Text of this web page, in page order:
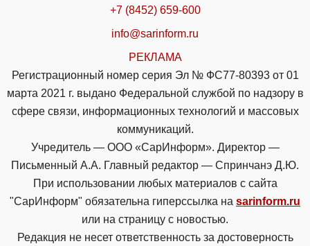
+7 (8452) 659-600
info@sarinform.ru
РЕКЛАМА
Регистрационный номер серия Эл № ФС77-80393 от 01
марта 2021 г. выдано Федеральной службой по надзору в
сфере связи, информационных технологий и массовых
коммуникаций.
Учредитель — ООО «СарИнформ». Директор —
Письменный А.А. Главный редактор — Спринчанэ Д.Ю.
При использовании любых материалов с сайта
"СарИнформ" обязательна гиперссылка на sarinform.ru
или на страницу с новостью.
Редакция не несет ответственность за достоверность